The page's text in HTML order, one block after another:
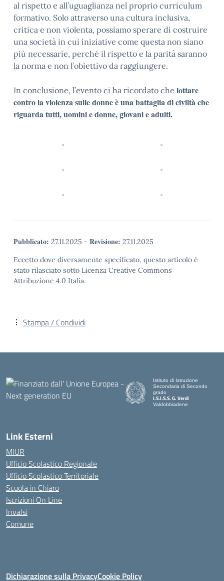
al rispetto e all’uguaglianza nel proprio curriculum
formativo. Solo attraverso una cultura inclusiva,
critica e non violenta, possiamo sperare di costruire
una società in cui iniziative come questa non siano
più necessarie, perché il rispetto e la parità saranno
la norma e non l’obiettivo da raggiungere.
In conclusione, l’evento ci ha ricordato che lottare
contro la violenza sulle donne è una battaglia di civiltà che
riguarda tutti, uomini e donne, giovani e adulti.
Pubblicato: 27.11.2025 - Revisione: 27.11.2025
Eccetto dove diversamente specificato, questo articolo è
stato rilasciato sotto Licenza Creative Commons
Attribuzione 4.0 Italia.
Stampa / Condividi
Istituto di Istruzione
Secondaria di Secondo
grado
I.S.I.S.S. G. Verdi
Valdobbiadene
Link Esterni
MIUR
Ufficio Scolastico Regionale
Ufficio Scolastico Territoriale
Scuola in Chiaro
Iscrizioni On Line
Invalsi
Comune
Dichiarazione sulla PrivacyCookie Policy